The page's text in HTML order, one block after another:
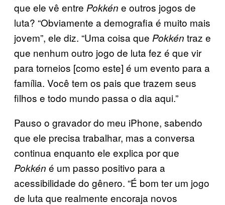
que ele vê entre Pokkén e outros jogos de
luta? “Obviamente a demografia é muito mais
jovem”, ele diz. “Uma coisa que Pokkén traz e
que nenhum outro jogo de luta fez é que vir
para torneios [como este] é um evento para a
família. Você tem os pais que trazem seus
filhos e todo mundo passa o dia aqui.”
Pauso o gravador do meu iPhone, sabendo
que ele precisa trabalhar, mas a conversa
continua enquanto ele explica por que
Pokkén é um passo positivo para a
acessibilidade do gênero. “É bom ter um jogo
de luta que realmente encoraja novos